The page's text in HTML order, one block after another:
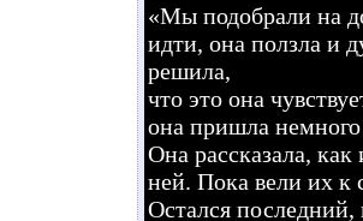
«Мы подобрали на
идти, она ползла и
решила,
что это она
она пришла
Она рассказала, как
ней. Пока вели их к
Остался